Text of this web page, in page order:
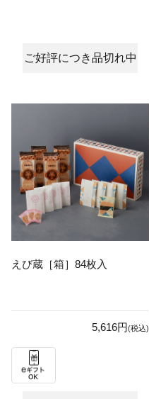
ご好評につき品切れ中
えび蔵［箱］84枚入
5,616円(税込)